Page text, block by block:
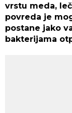
vrstu meda,
povreda je
postane jako
bakterijama